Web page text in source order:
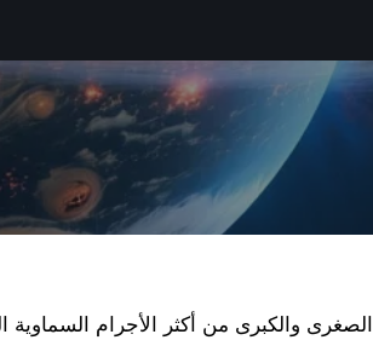
والكبرى من أكثر الأجرام